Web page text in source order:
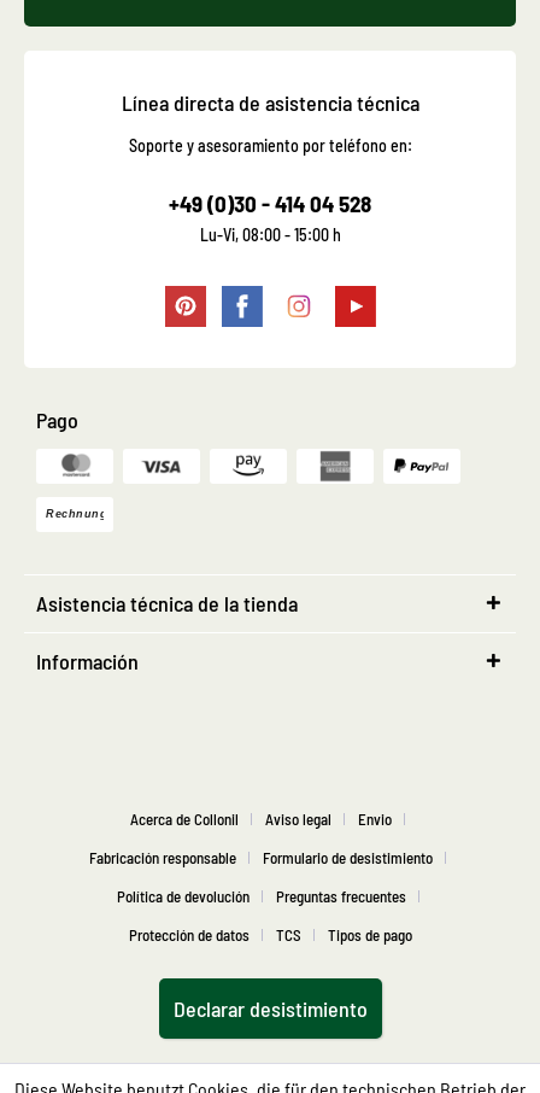
Línea directa de asistencia técnica
Soporte y asesoramiento por teléfono en:
+49 (0)30 - 414 04 528
Lu-Vi, 08:00 - 15:00 h
Pago
Asistencia técnica de la tienda
Información
Acerca de Collonil Aviso legal
Envio
Fabricación responsable
Formulario de desistimiento
Política de devolución
Preguntas frecuentes
Protección de datos
TCS Tipos de pago
Declarar desistimiento